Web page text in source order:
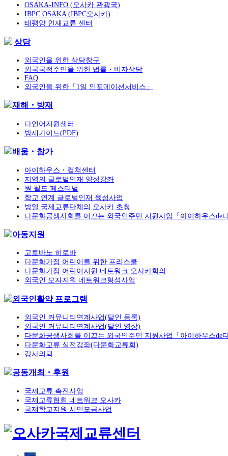
OSAKA-INFO (오사카 관광국)
IBPC OSAKA (IBPC오사카)
태평양 인재교류 센터
상담
외국인을 위한 상담창구
외국국적주민을 위한 법률・비자상담
FAQ
외국인을 위한「1일 인포메이션서비스」
재해・방재
다언어지원센터
방재가이드(PDF)
배움・참가
아이하우스・컬쳐센터
지역의 글로벌인재 양성강좌
원 월드 페스티벌
학교 연계 글로벌인재 육성사업
방일 국제교류단체의 오사카 초청
다문화공생사회를 이끄는 외국인주민 지원사업「아이하우스de
아동지원
고토바노 히로바
다문화가정 어린이를 위한 프리스쿨
다문화가정 어린이지원 네트워크 오사카회의
외국인 모자지원 네트워크형성사업
외국인활약 프로그램
외국인 커뮤니티연계사업(달인 등록)
외국인 커뮤니티연계사업(달인 영상)
다문화공생사회를 이끄는 외국인주민 지원사업「아이하우스de
다문화교류 실전강좌(다문화교류회)
강사의뢰
공동개최・후원
국제교류 촉진사업
국제교류협회 네트워크 오사카
국제학교지원 시민모금사업